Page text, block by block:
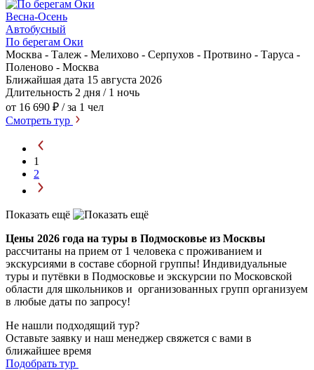
Весна-Осень
Автобусный
По берегам Оки
Москва - Талеж - Мелихово - Серпухов - Протвино - Таруса -
Поленово - Москва
Ближайшая дата 15 августа 2026
Длительность 2 дня / 1 ночь
от 16 690 ₽ / за 1 чел
Смотреть тур
1
2
Показать ещё
Цены 2026 года на туры в Подмосковье из Москвы
рассчитаны на прием от 1 человека с проживанием и
экскурсиями в составе сборной группы! Индивидуальные
туры и путёвки в Подмосковье и экскурсии по Московской
области для школьников и организованных групп организуем
в любые даты по запросу!
Не нашли подходящий тур?
Оставьте заявку и наш менеджер свяжется с вами в
ближайшее время
Подобрать тур